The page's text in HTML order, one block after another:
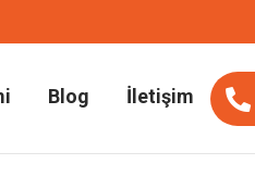
Blog İletişim